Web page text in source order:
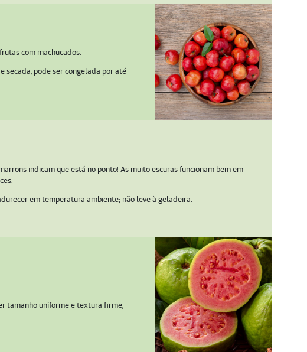
com machucados.
secada, pode ser congelada por até
indicam que está no ponto! As muito escuras funcionam bem em
em temperatura ambiente; não leve à geladeira.
tamanho uniforme e textura firme,